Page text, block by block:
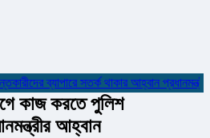
ব্যাপারে সতর্ক থাকার আহ্বান প্রধানমন্ত্রীর
কাজ করতে পুলিশ
আহ্বান